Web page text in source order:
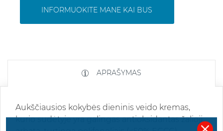
INFORMUOKITE MANE KAI BUS
APRAŠYMAS
Aukščiausios kokybės dieninis veido kremas,
kurio sudėtyje yra galingas antioksidantas žalioji